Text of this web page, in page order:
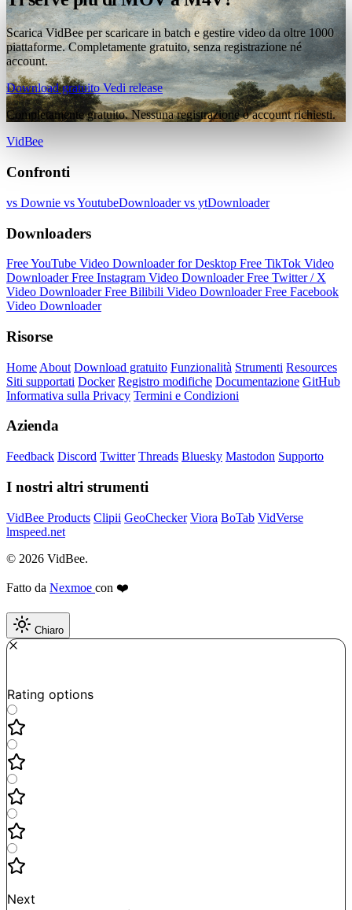
Scarica VidBee per scaricare in batch e gestire video da oltre 1000
piattaforme. Completamente gratuito, senza registrazione né
account.
Download gratuitoVedi release
Completamente gratuito. Nessuna registrazione o account richiesti.
VidBee
Confronti
vs Downie vs YoutubeDownloadervs ytDownloader
Downloaders
Free YouTube Video Downloader for Desktop Free TikTok Video
DownloaderFree Instagram Video DownloaderFree Twitter / X
Video DownloaderFree Bilibili Video DownloaderFree Facebook
Video Downloader
Risorse
Home About Download gratuito Funzionalità Strumenti Resources
Siti supportati Docker Registro modifiche Documentazione GitHub
Informativa sulla Privacy Termini e Condizioni
Azienda
Feedback Discord Twitter Threads Bluesky Mastodon Supporto
I nostri altri strumenti
VidBee Products Clipii GeoChecker Viora BoTab VidVerse
lmspeed.net
© 2026 VidBee.
Fatto da Nexmoe con ❤️
Chiaro
Rating options
Next